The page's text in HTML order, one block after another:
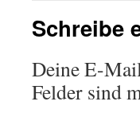
Schreibe
Deine E-
Felder sind